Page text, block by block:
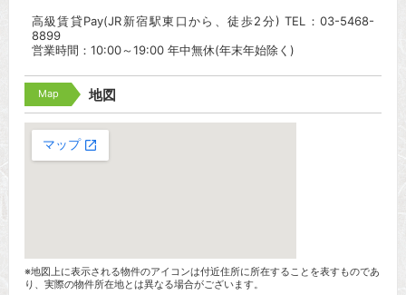
高級賃貸Pay(JR新宿駅東口から、徒歩2分) TEL：03-5468-
8899
営業時間：10:00～19:00 年中無休(年末年始除く)
Map 地図
※地図上に表示される物件のアイコンは付近住所に所在することを表すものであ
り、実際の物件所在地とは異なる場合がございます。